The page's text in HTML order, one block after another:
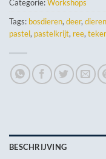
Categorie:Workshops
Tags: bosdieren, deer, dieren
pastel, pastelkrijt, ree,
BESCHRIJVING